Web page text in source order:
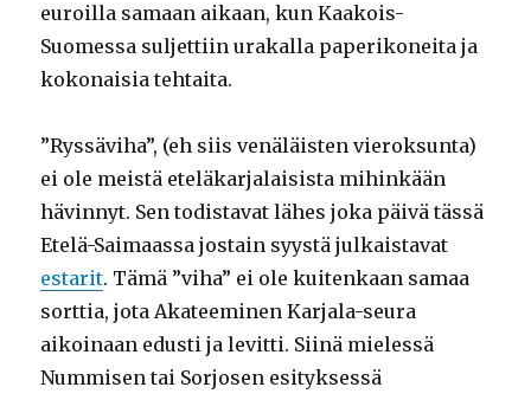
euroilla samaan aikaan, kun Kaakois-
Suomessa suljettiin urakalla paperikoneita ja
kokonaisia tehtaita.
”Ryssäviha”, (eh siis venäläisten vieroksunta)
ei ole meistä eteläkarjalaisista mihinkään
hävinnyt. Sen todistavat lähes joka päivä tässä
Etelä-Saimaassa jostain syystä julkaistavat
estarit. Tämä ”viha” ei ole kuitenkaan samaa
sorttia, jota Akateeminen Karjala-seura
aikoinaan edusti ja levitti. Siinä mielessä
Nummisen tai Sorjosen esityksessä